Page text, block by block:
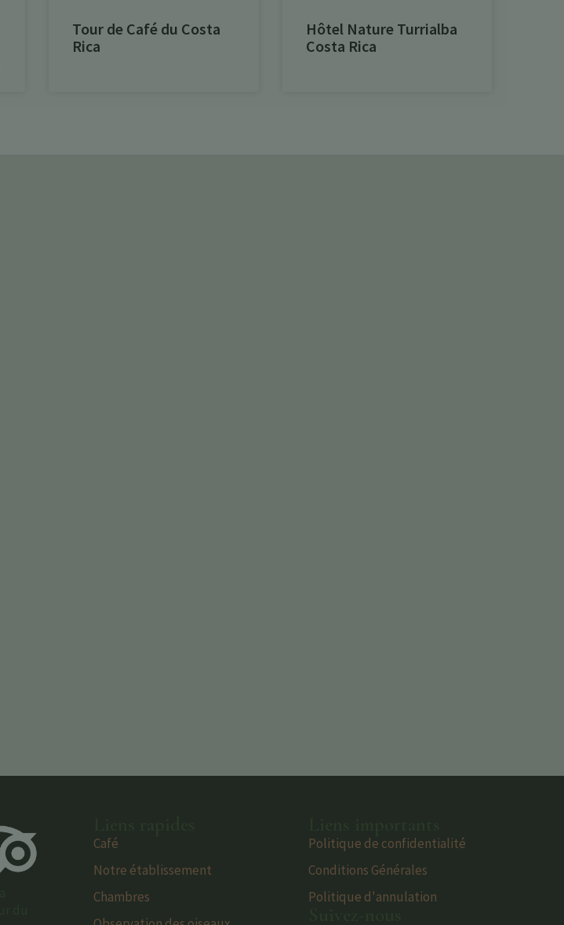
Tour de Café du Costa
Rica
Hôtel Nature Turrialba
Costa Rica
Café
Notre établissement
Chambres
Politique de confidentialité
Conditions Générales
Politique d'annulation